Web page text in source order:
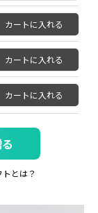
カートに入れる
カートに入れる
カートに入れる
トとは？